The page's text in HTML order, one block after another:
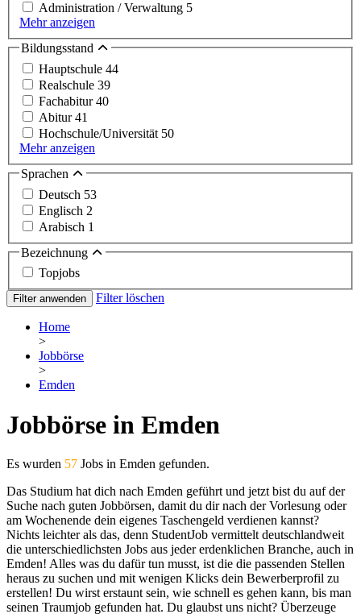
Administration / Verwaltung 5
Mehr anzeigen
Bildungsstand
Hauptschule 44
Realschule 39
Fachabitur40
Abitur41
Hochschule/Universität 50
Mehr anzeigen
Sprachen
Deutsch 53
Englisch 2
Arabisch 1
Bezeichnung
Topjobs
Filter anwenden Filter löschen
Home
>
Jobbörse
>
Emden
Jobbörse in Emden
Es wurden 57 Jobs in Emden gefunden.
Das Studium hat dich nach Emden geführt und jetzt bist du auf der
Suche nach guten Jobbörsen, damit du dir nach der Vorlesung oder
am Wochenende dein eigenes Taschengeld verdienen kannst?
Nichts leichter als das, denn StudentJob vermittelt deutschlandweit
die unterschiedlichsten Jobs aus jeder erdenklichen Branche, auch in
Emden! Alles was du dafür tun musst, ist die die passenden Stellen
heraus zu suchen und mit wenigen Klicks dein Bewerberprofil zu
erstellen! Du wirst erstaunt sein, wie schnell es gehen kann, bis man
seinen Traumjob gefunden hat. Du glaubst uns nicht? Überzeuge